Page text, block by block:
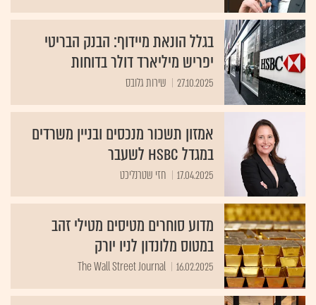
בגלל הונאת מיידוף: הבנק הבריטי
יפריש מיליארד דולר בדוחות
27.10.2025 שירות גלובס
אמזון תשכור מנכסים ובניין משרדים
במגדל HSBC לשעבר
17.04.2025 חזי שטרנליכט
מדוע סוחרים מטיסים מטילי זהב
במטוס מלונדון לניו יורק
16.02.2025
The Wall Street Journal